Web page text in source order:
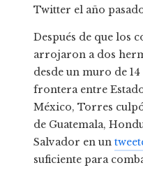
Twitter el año
Después de que los
arrojaron a dos
desde un muro de
frontera entre
México, Torres
de Guatemala,
Salvador en un
suficiente para